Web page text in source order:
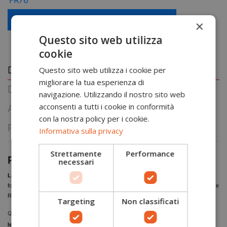
Descrizione
Dettagli prodotto
About Portwest
Reviews(0)
Polo multinorma maniche lunghe Hi-Vis
La Linea Modaflame Knit HVO
tessuto intrinsecamente ignifugo,
forte, resistente e altamente innovativo, certificato secondo la norma dell'alta visibilità e
RIS.
Questa polo FR76 Portwestoffre una protezione a più norme. Il
leggero
utilizza una miscela unica di fibre che si combinano per offrire una
×
Questo sito web utilizza
cookie
Questo sito web utilizza i cookie per
migliorare la tua esperienza di
navigazione. Utilizzando il nostro sito web
acconsenti a tutti i cookie in conformità
con la nostra policy per i cookie.
Informativa sulla privacy
Strettamente
necessari
Performance
Targeting Non classificati